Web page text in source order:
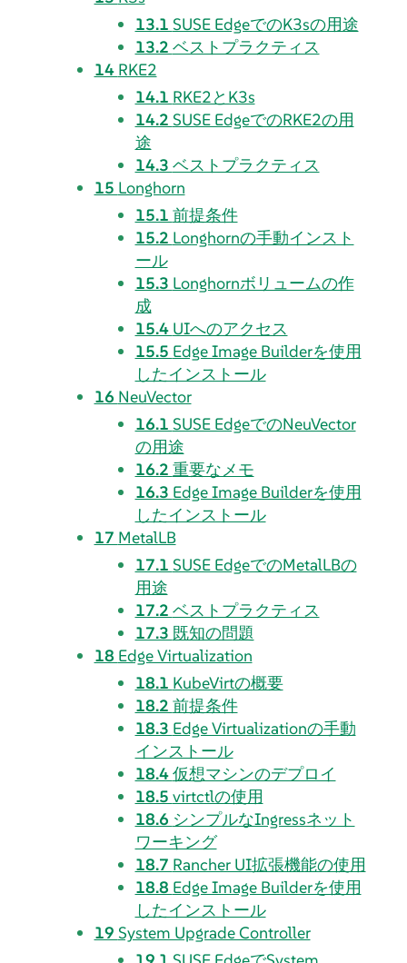
13.1 SUSE EdgeでのK3sの用途
13.2 ベストプラクティス
14 RKE2
14.1 RKE2とK3s
14.2 SUSE EdgeでのRKE2の用
途
14.3 ベストプラクティス
15 Longhorn
15.1 前提条件
15.2 Longhornの手動インスト
ール
15.3 Longhornボリュームの作
成
15.4 UIへのアクセス
15.5 Edge Image Builderを使用
したインストール
16 NeuVector
16.1 SUSE EdgeでのNeuVector
の用途
16.2 重要なメモ
16.3 Edge Image Builderを使用
したインストール
17 MetalLB
17.1 SUSE EdgeでのMetalLBの
用途
17.2 ベストプラクティス
17.3 既知の問題
18 Edge Virtualization
18.1 KubeVirtの概要
18.2 前提条件
18.3 Edge Virtualizationの手動
インストール
18.4仮想マシンのデプロイ
18.5 virtctlの使用
18.6 シンプルなIngressネット
ワーキング
18.7 Rancher UI拡張機能の使用
18.8 Edge Image Builderを使用
したインストール
19 System Upgrade Controller